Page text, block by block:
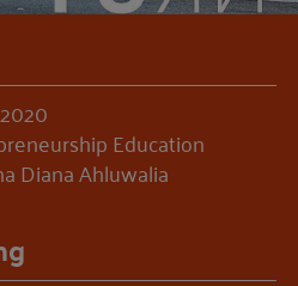
Education
Diana Ahluwalia